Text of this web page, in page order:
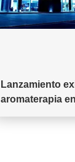
Lanzamiento
aromaterapia